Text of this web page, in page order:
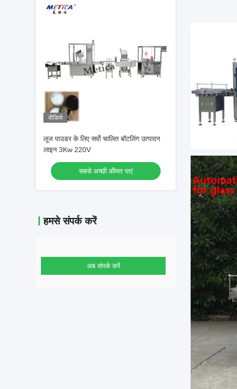
वीडियो
लूज पाउडर के लिए सर्वो चालित बॉटलिंग उत्पादन
लाइन 3Kw 220V
सबसे अच्छी कीमत पाएं
हमसे संपर्क करें
अब संपर्क करें